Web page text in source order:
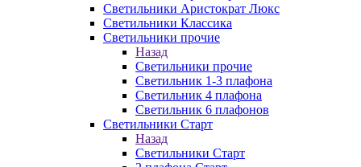
Светильники Аристократ Люкс
Светильники Классика
Светильники прочие
Назад
Светильники прочие
Светильник 1-3 плафона
Светильник 4 плафона
Светильник 6 плафонов
Светильники Старт
Назад
Светильники Старт